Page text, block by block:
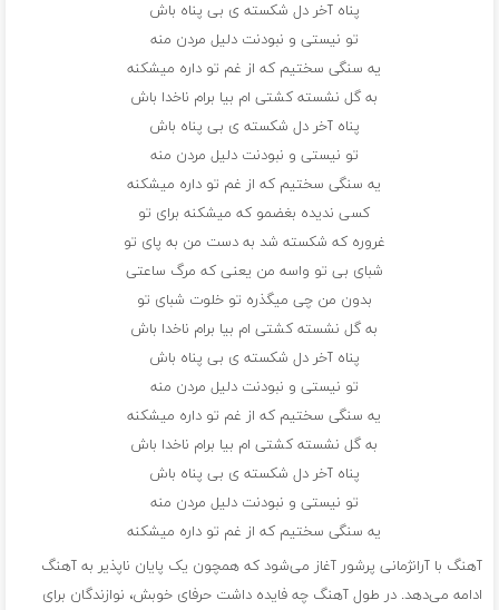
پناه آخر دل شکسته ی بی پناه باش
تو نیستی و نبودنت دلیل مردن منه
یه سنگی سختیم که از غم تو داره میشکنه
به گل نشسته کشتی ام بیا برام ناخدا باش
پناه آخر دل شکسته ی بی پناه باش
تو نیستی و نبودنت دلیل مردن منه
یه سنگی سختیم که از غم تو داره میشکنه
کسی ندیده بغضمو که میشکنه برای تو
غروره که شکسته شد به دست من به پای تو
شبای بی تو واسه من یعنی که مرگ ساعتی
بدون من چی میگذره تو خلوت شبای تو
به گل نشسته کشتی ام بیا برام ناخدا باش
پناه آخر دل شکسته ی بی پناه باش
تو نیستی و نبودنت دلیل مردن منه
یه سنگی سختیم که از غم تو داره میشکنه
به گل نشسته کشتی ام بیا برام ناخدا باش
پناه آخر دل شکسته ی بی پناه باش
تو نیستی و نبودنت دلیل مردن منه
یه سنگی سختیم که از غم تو داره میشکنه
آهنگ با آرانژمانی پرشور آغاز می‌شود که همچون یک پایان ناپذیر به آهنگ
ادامه می‌دهد. در طول آهنگ چه فایده داشت حرفای خوبش، نوازندگان برای